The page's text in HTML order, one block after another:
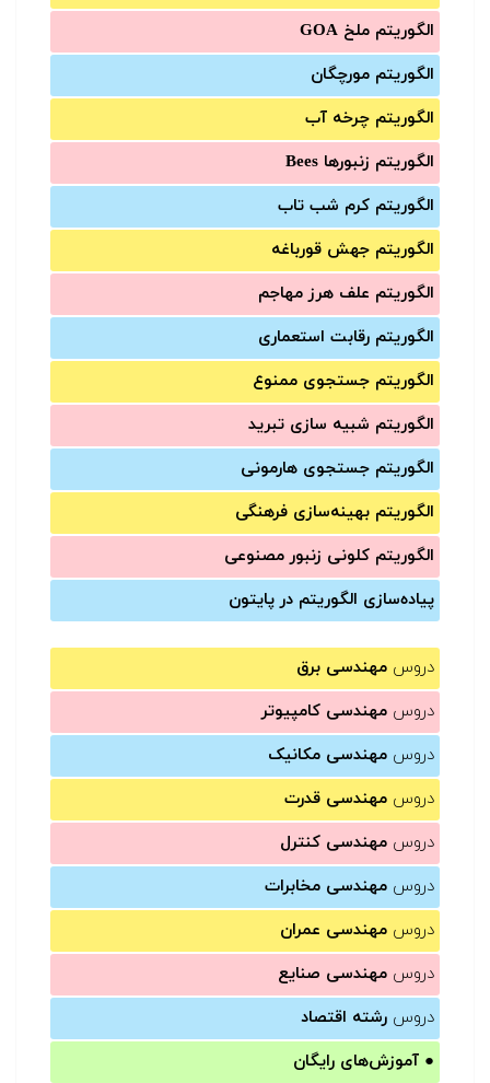
الگوریتم ملخ GOA
الگوریتم مورچگان
الگوریتم چرخه آب
الگوریتم زنبورها Bees
الگوریتم کرم شب تاب
الگوریتم جهش قورباغه
الگوریتم علف هرز مهاجم
الگوریتم رقابت استعماری
الگوریتم جستجوی ممنوع
الگوریتم شبیه سازی تبرید
الگوریتم جستجوی هارمونی
الگوریتم بهینه‌سازی فرهنگی
الگوریتم کلونی زنبور مصنوعی
پیاده‌سازی الگوریتم در پایتون
دروس مهندسی برق
دروس مهندسی کامپیوتر
دروس مهندسی مکانیک
دروس مهندسی قدرت
دروس مهندسی کنترل
دروس مهندسی مخابرات
دروس مهندسی عمران
دروس مهندسی صنایع
دروس رشته اقتصاد
● آموزش‌های رایگان